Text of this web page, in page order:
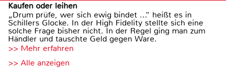
Kaufen oder leihen
„Drum prüfe, wer sich ewig bindet ...“ heißt es in
Schillers Glocke. In der High Fidelity stellte sich eine
solche Frage bisher nicht. In der Regel ging man zum
Händler und tauschte Geld gegen Ware.
>> Mehr erfahren
>> Alle anzeigen